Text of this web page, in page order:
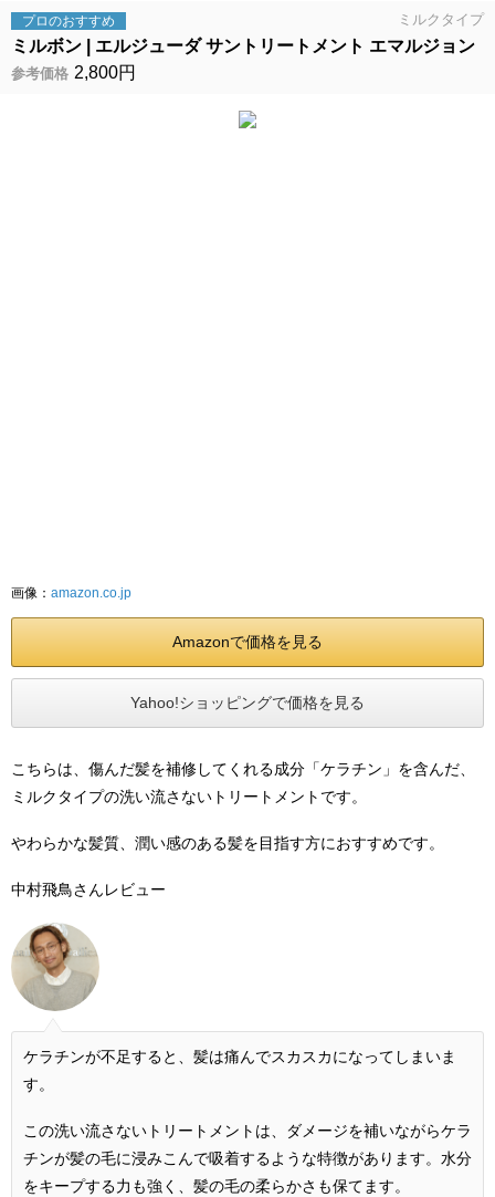
画像： amazon.co.jp
プロのおすすめ
ミルボン エルジューダ サントリートメント エマルジョン
ミルクタイプ
参考価格 2,800円
Amazonで価格を見る
Yahoo!ショッピングで価格を見る
こちらは、傷んだ髪を補修してくれる成分「ケラチン」を含んだ、
ミルクタイプの洗い流さないトリートメントです。
やわらかな髪質、潤い感のある髪を目指す方におすすめです。
中村飛鳥さんレビュー
ケラチンが不足すると、髪は痛んでスカスカになってしまいま
す。
この洗い流さないトリートメントは、ダメージを補いながらケラ
チンが髪の毛に浸みこんで吸着するような特徴があります。水分
をキープする力も強く、髪の毛の柔らかさも保てます。